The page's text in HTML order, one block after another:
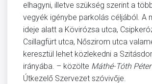
elhagyni, illetve szükség szerint a
vegyék igénybe parkolás céljából. A
ideje alatt a Kövirózsa utca,
Csillagfürt utca, Nőszirom utca
keresztül lehet közlekedni a
irányába. – közölte Máthé-Tóth
Útkezelő Szervezet szóvivője.